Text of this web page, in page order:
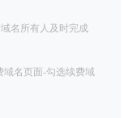
名所有人及时完成
名页面-勾选续费域